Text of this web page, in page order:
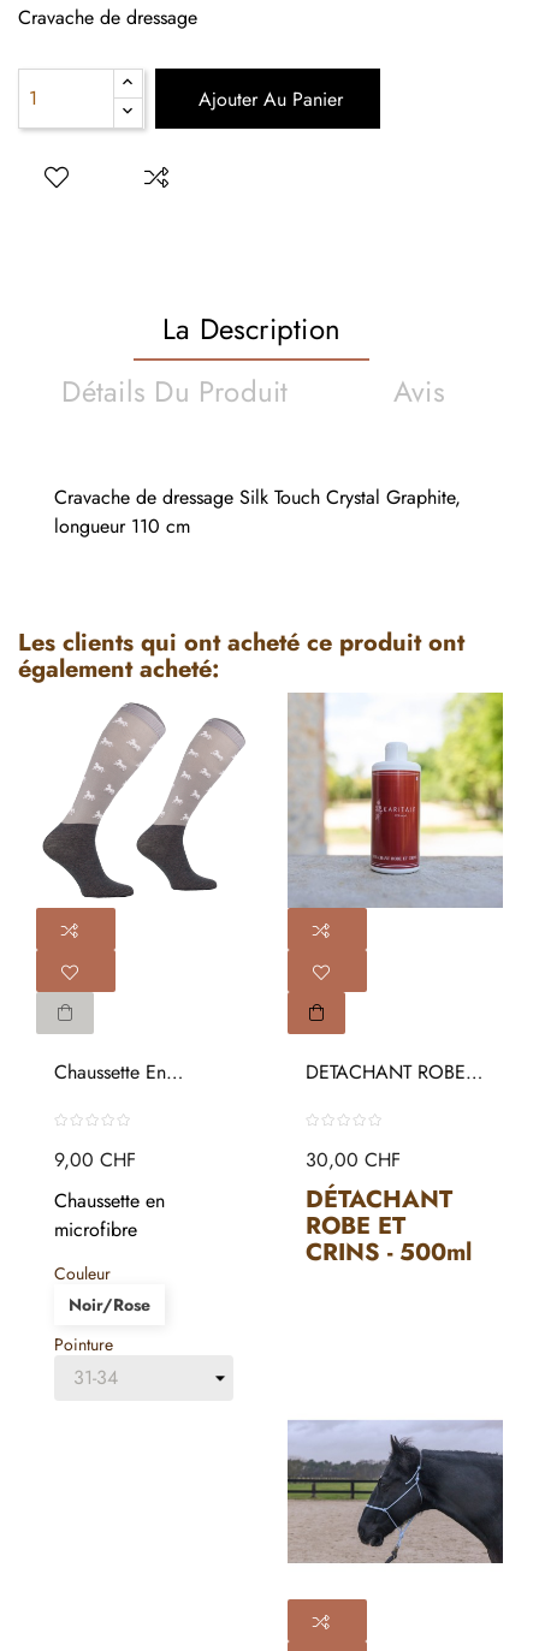
Cravache de dressage
Ajouter Au Panier
La Description
Détails Du Produit
Avis
Cravache de dressage Silk Touch Crystal Graphite,
longueur 110 cm
Les clients qui ont acheté ce produit ont
également acheté:
Chaussette En
9,00 CHF
Chaussette en
microfibre
Couleur
Noir/Rose
Pointure
DETACHANT ROBE
30,00 CHF
DÉTACHANT
ROBE ET
CRINS - 500ml